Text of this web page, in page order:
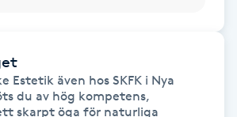
Estetik även hos SKFK i Nya
du av hög kompetens,
skarpt öga för naturliga